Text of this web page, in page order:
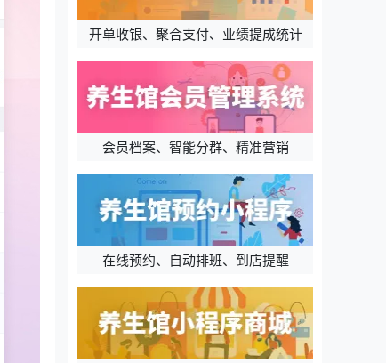
开单收银、聚合支付、业绩提成统计
会员档案、智能分群、精准营销
在线预约、自动排班、到店提醒